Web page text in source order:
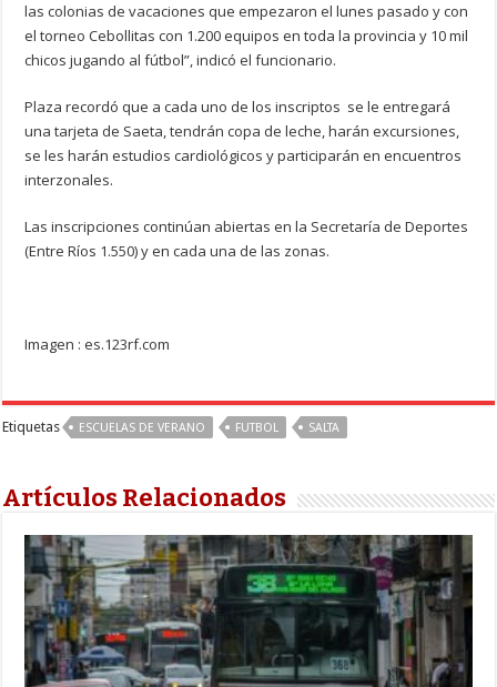
las colonias de vacaciones que empezaron el lunes pasado y con
el torneo Cebollitas con 1.200 equipos en toda la provincia y 10 mil
chicos jugando al fútbol”, indicó el funcionario.
Plaza recordó que a cada uno de los inscriptos se le entregará
una tarjeta de Saeta, tendrán copa de leche, harán excursiones,
se les harán estudios cardiológicos y participarán en encuentros
interzonales.
Las inscripciones continúan abiertas en la Secretaría de Deportes
(Entre Ríos 1.550) y en cada una de las zonas.
Imagen : es.123rf.com
Etiquetas ESCUELAS DE VERANO FUTBOL SALTA
Artículos Relacionados